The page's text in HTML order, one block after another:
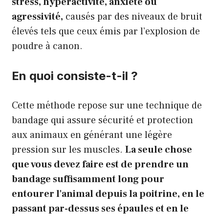
agressivité, causés par des niveaux de bruit
élevés tels que ceux émis par l’explosion de
poudre à canon.
En quoi consiste-t-il ?
Cette méthode repose sur une technique de
bandage qui assure sécurité et protection
aux animaux en générant une légère
pression sur les muscles. La seule chose
que vous devez faire est de prendre un
bandage suffisamment long pour
entourer l'animal depuis la poitrine, en le
passant par-dessus ses épaules et en le